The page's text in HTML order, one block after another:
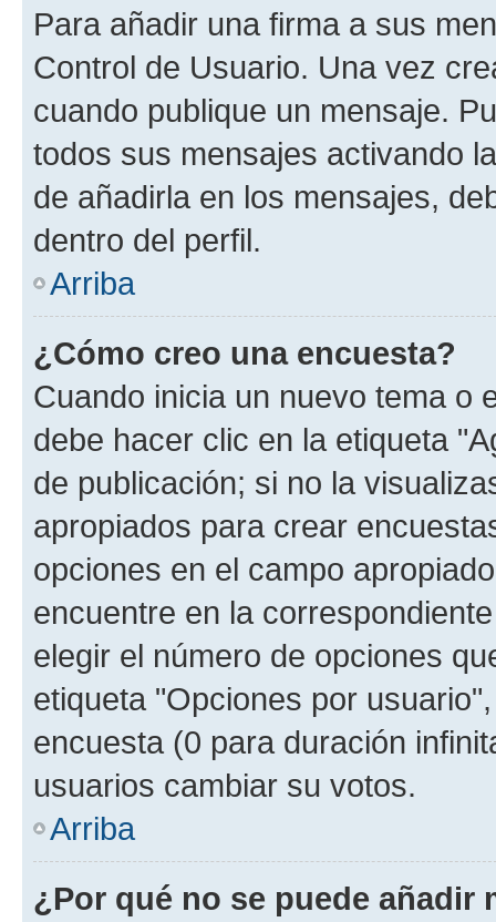
Para añadir una firma a sus
Control de Usuario. Una vez
cuando publique un mensaje.
todos sus mensajes activando
de añadirla en los mensajes,
dentro del perfil.
Arriba
¿Cómo creo una encuesta?
Cuando inicia un nuevo tema o
debe hacer clic en la etiqueta
de publicación; si no la
apropiados para crear
opciones en el campo
encuentre en la
elegir el número de opciones
etiqueta "Opciones por
encuesta (0 para duración
usuarios cambiar su votos.
Arriba
¿Por qué no se puede añadir